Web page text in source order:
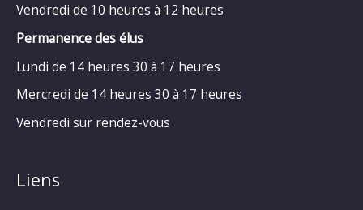
Vendredi de 10 heures à 12 heures
Permanence des élus
Lundi de 14 heures 30 à 17 heures
Mercredi de 14 heures 30 à 17 heures
Vendredi sur rendez-vous
Liens